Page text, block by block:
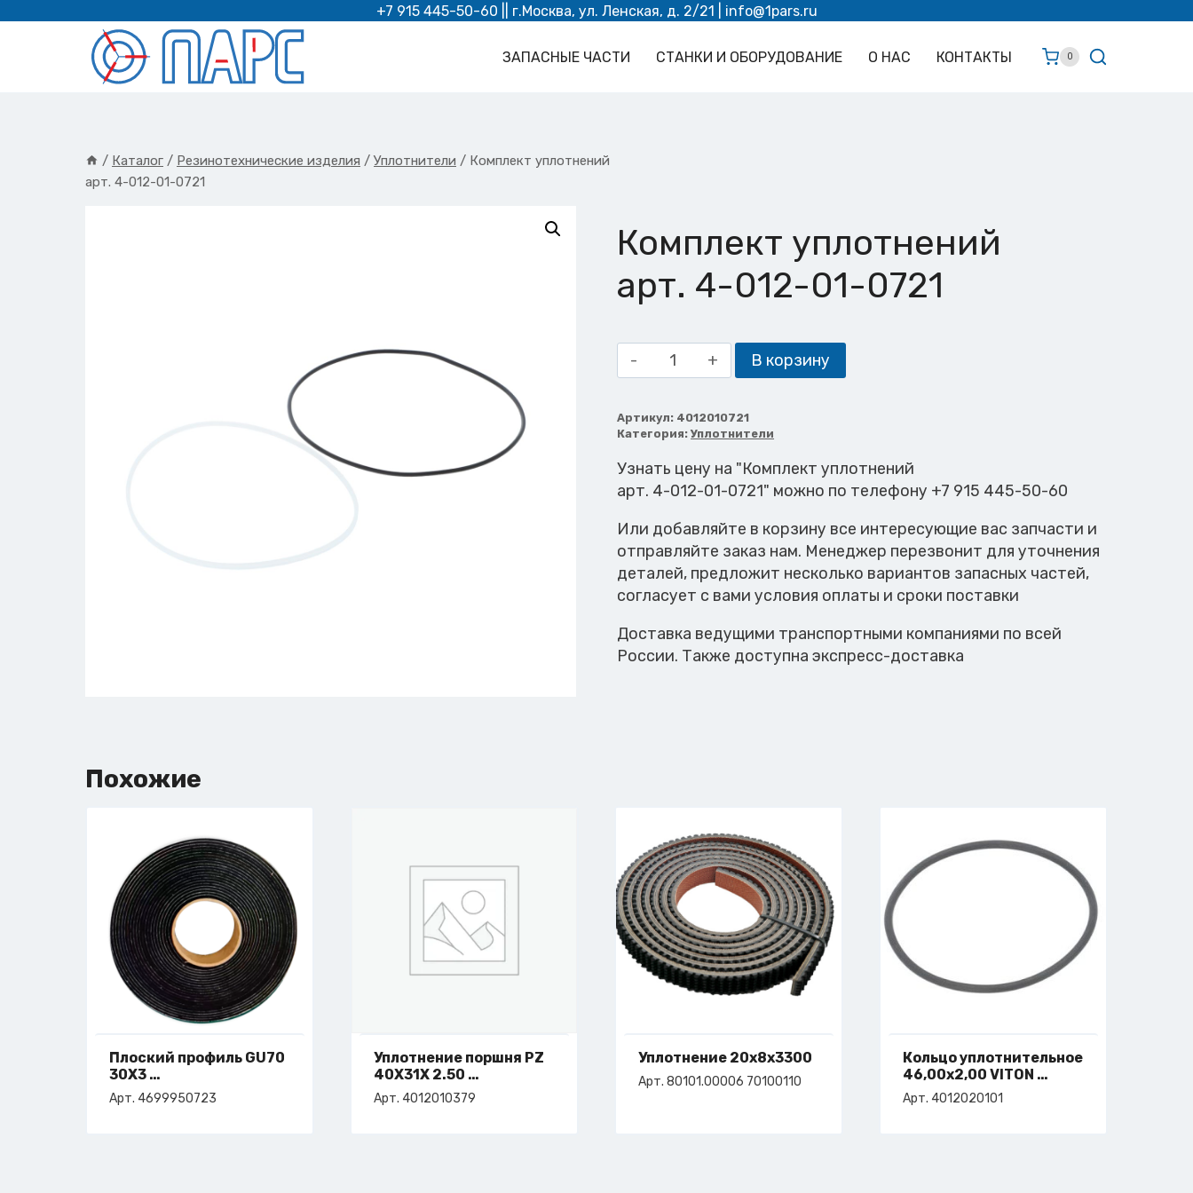
содержимому
+7 915 445-50-60 || г.Москва, ул. Ленская, д. 2/21 | info@1pars.ru
ЗАПАСНЫЕ ЧАСТИ СТАНКИ И ОБОРУДОВАНИЕ О НАС КОНТАКТЫ 0
/ Каталог / Резинотехнические изделия / Уплотнители / Комплект уплотнений
арт. 4-012-01-0721
Комплект уплотнений
арт. 4-012-01-0721
Количество
товара
уплотнений
В корзину
Артикул: 4012010721
Категория:Уплотнители
Узнать цену на "Комплект уплотнений
арт. 4-012-01-0721" можно по телефону +7 915 445-50-60
Или добавляйте в корзину все интересующие вас запчасти и
отправляйте заказ нам. Менеджер перезвонит для уточнения
деталей, предложит несколько вариантов запасных частей,
согласует с вами условия оплаты и сроки поставки
Доставка ведущими транспортными компаниями по всей
России. Также доступна экспресс-доставка
Похожие
Плоский профиль GU70
30X3
арт. 4-699-95-0723
Арт. 4699950723
Уплотнение поршня PZ
40X31X 2.50
арт. 4-012-01-0379
Арт. 4012010379
Уплотнение 20х8х3300
Арт. 80101.00006 70100110
Кольцо уплотнительное
46,00х2,00 VITON
арт. 4-012-02-0101
Арт. 4012020101